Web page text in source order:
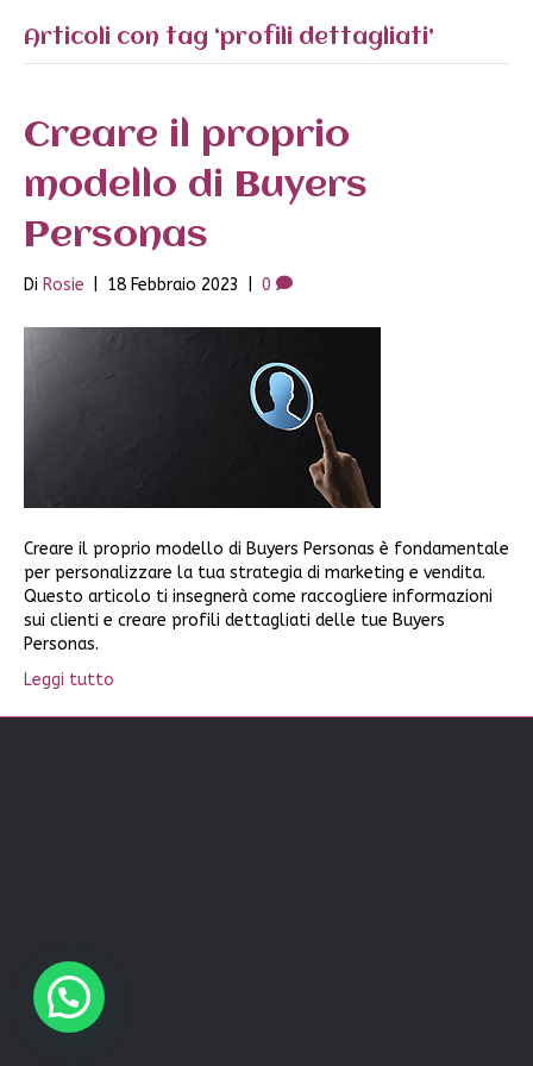
Articoli con tag ‘profili dettagliati’
Creare il proprio
modello di Buyers
Personas
Di Rosie 18 Febbraio 2023 0
Creare il proprio modello di Buyers Personas è fondamentale
per personalizzare la tua strategia di marketing e vendita.
Questo articolo ti insegnerà come raccogliere informazioni
sui clienti e creare profili dettagliati delle tue Buyers
Personas.
Leggi tutto